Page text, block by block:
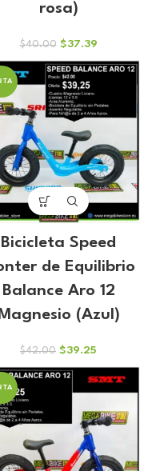
rosa)
$40.00 El
precio
original
era:
$40.00.
$37.39El
precio
actual
$37.39.
Bicicleta Speed
de Equilibrio
Balance Aro 12
(Azul)
$42.00 El
precio
original
era:
$42.00.
$39.25
precio
actual
es:
$39.25.